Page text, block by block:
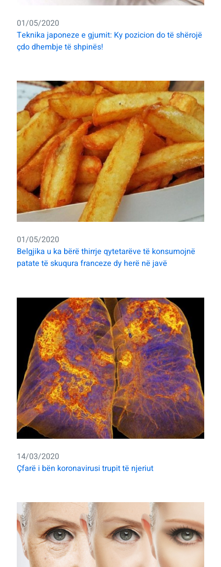
01/05/2020
Teknika japoneze e gjumit: Ky pozicion do të shërojë
çdo dhembje të shpinës!
01/05/2020
Belgjika u ka bërë thirrje qytetarëve të konsumojnë
patate të skuqura franceze dy herë në javë
14/03/2020
Çfarë i bën koronavirusi trupit të njeriut